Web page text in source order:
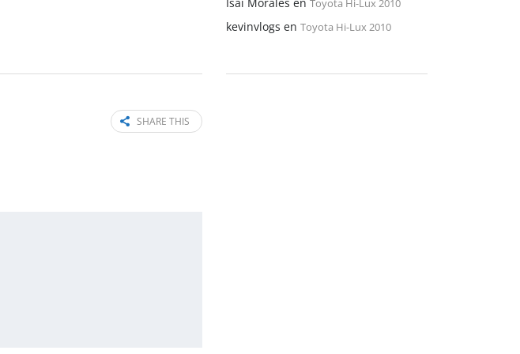
SHARE THIS
Toyota Hi-Lux 2010
kevinvlogs en Toyota Hi-Lux 2010